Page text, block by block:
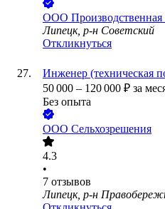
ООО
Липецк, р-н Советский
Откликнуться
Инженер (техническая
50 000 – 120 000 ₽ за
Без опыта
ООО Сельхозрешения
4.3
•
7 отзывов
Липецк, р-н